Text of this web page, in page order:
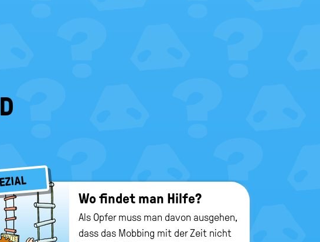
Wo fin­det man Hilfe?
Als Opfer muss man davon ausgehen,
dass das Mobbing mit der Zeit nicht